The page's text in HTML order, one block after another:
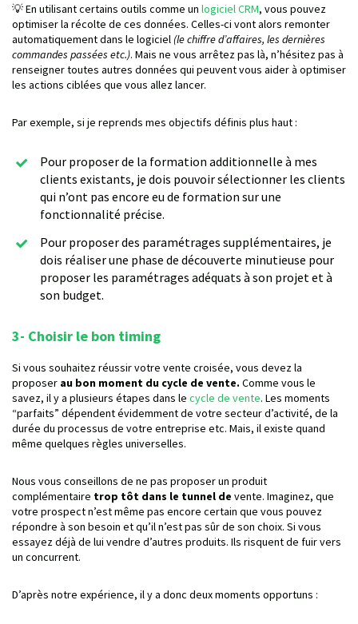
💡 En utilisant certains outils comme un logiciel CRM, vous pouvez
optimiser la récolte de ces données. Celles-ci vont alors remonter
automatiquement dans le logiciel (le chiffre d’affaires, les dernières
commandes passées etc.). Mais ne vous arrêtez pas là, n’hésitez pas à
renseigner toutes autres données qui peuvent vous aider à optimiser
les actions ciblées que vous allez lancer.
Par exemple, si je reprends mes objectifs définis plus haut :
Pour proposer de la formation additionnelle à mes
clients existants, je dois pouvoir sélectionner les clients
qui n’ont pas encore eu de formation sur une
fonctionnalité précise.
Pour proposer des paramétrages supplémentaires, je
dois réaliser une phase de découverte minutieuse pour
proposer les paramétrages adéquats à son projet et à
son budget.
3- Choisir le bon timing
Si vous souhaitez réussir votre vente croisée, vous devez la
proposer au bon moment du cycle de vente. Comme vous le
savez, il y a plusieurs étapes dans le cycle de vente. Les moments
“parfaits” dépendent évidemment de votre secteur d’activité, de la
durée du processus de votre entreprise etc. Mais, il existe quand
même quelques règles universelles.
Nous vous conseillons de ne pas proposer un produit
complémentaire trop tôt dans le tunnel de vente. Imaginez, que
votre prospect n’est même pas encore certain que vous pouvez
répondre à son besoin et qu’il n’est pas sûr de son choix. Si vous
essayez déjà de lui vendre d’autres produits. Ils risquent de fuir vers
un concurrent.
D’après notre expérience, il y a donc deux moments opportuns :